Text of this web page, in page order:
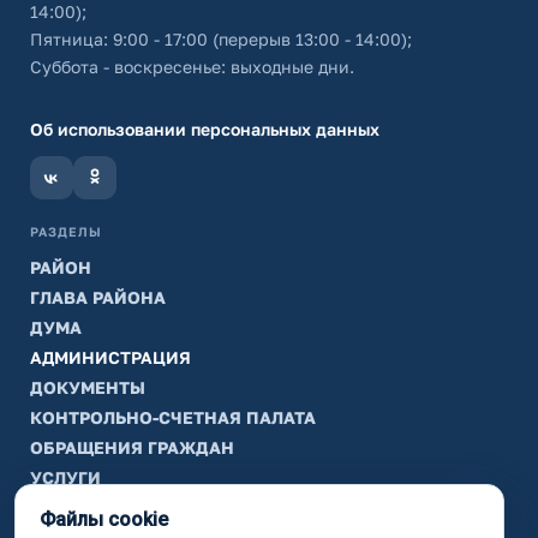
14:00);
Пятница: 9:00 - 17:00 (перерыв 13:00 - 14:00);
Суббота - воскресенье: выходные дни.
Об использовании персональных данных
РАЗДЕЛЫ
РАЙОН
ГЛАВА РАЙОНА
ДУМА
АДМИНИСТРАЦИЯ
ДОКУМЕНТЫ
КОНТРОЛЬНО-СЧЕТНАЯ ПАЛАТА
ОБРАЩЕНИЯ ГРАЖДАН
УСЛУГИ
ТИК
Файлы cookie